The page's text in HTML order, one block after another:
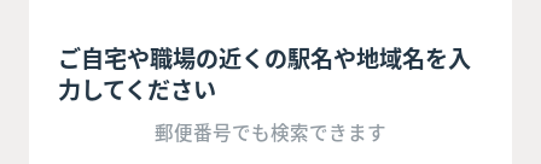
ご自宅や職場の近くの駅名や地域名を入
力してください
郵便番号でも検索できます